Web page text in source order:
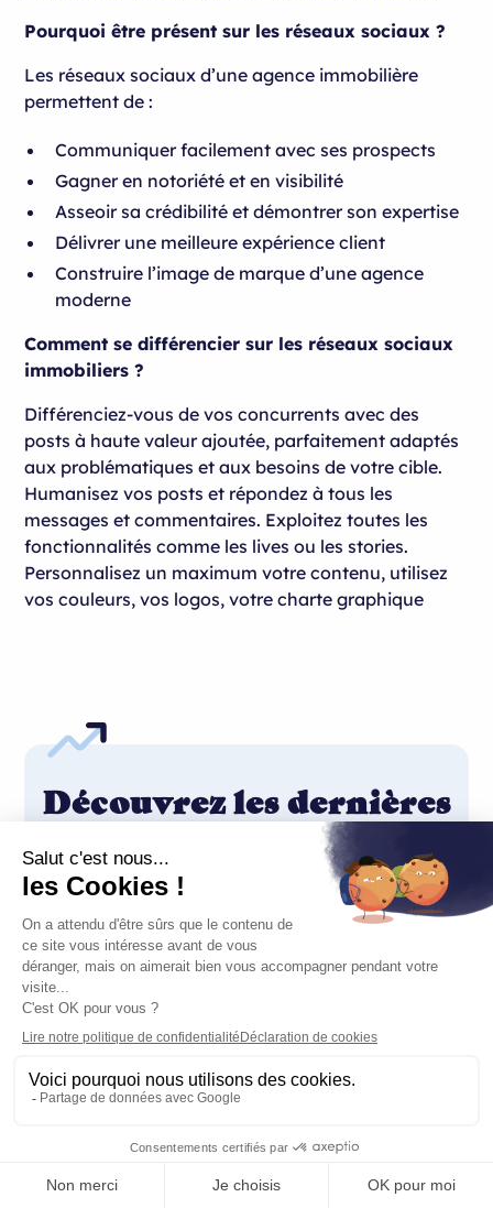
Pourquoi être présent sur les réseaux sociaux ?
Les réseaux sociaux d’une agence immobilière
permettent de :
Communiquer facilement avec ses prospects
Gagner en notoriété et en visibilité
Asseoir sa crédibilité et démontrer son expertise
Délivrer une meilleure expérience client
Construire l’image de marque d’une agence
moderne
Comment se différencier sur les réseaux sociaux
immobiliers ?
Différenciez-vous de vos concurrents avec des
posts à haute valeur ajoutée, parfaitement adaptés
aux problématiques et aux besoins de votre cible.
Humanisez vos posts et répondez à tous les
messages et commentaires. Exploitez toutes les
fonctionnalités comme les lives ou les stories.
Personnalisez un maximum votre contenu, utilisez
vos couleurs, vos logos, votre charte graphique
Découvrez les dernières
tendances
Restez informé avec nos derniers articles de
blog